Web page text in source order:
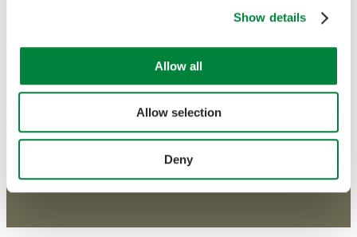
Show details
Allow all
Allow selection
Deny